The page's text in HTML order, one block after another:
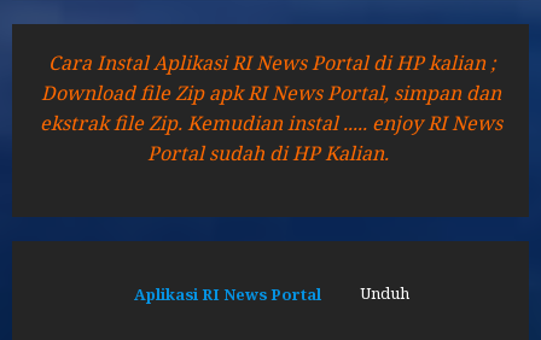
Cara Instal Aplikasi RI News Portal di HP kalian ;
Download file Zip apk RI News Portal, simpan dan
ekstrak file Zip. Kemudian instal ..... enjoy RI News
Portal sudah di HP Kalian.
Aplikasi RI News Portal Unduh